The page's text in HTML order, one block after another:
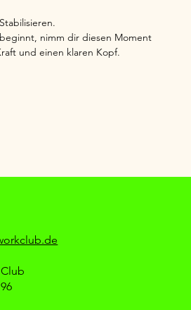
nimm dir diesen Moment
und einen klaren Kopf.